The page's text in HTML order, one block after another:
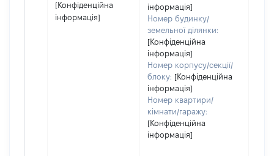
[Конфіденційна
інформація]
інформація]
Номер будинку/
земельної ділянки:
[Конфіденційна
інформація]
Номер корпусу/секції/
блоку: [Конфіденційна
інформація]
Номер квартири/
кімнати/гаражу:
[Конфіденційна
інформація]